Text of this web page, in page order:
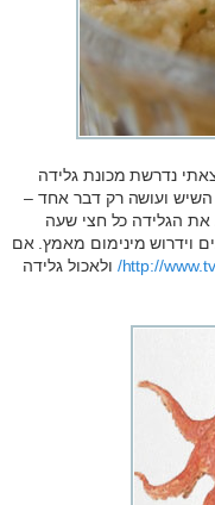
נדרשת מכונת גלידה
באזור ה-1500 שקל, תופס את כל השיש ועושה רק דבר אחד –
את הגלידה כל חצי שעה
וידרוש מינימום מאמץ. אם
http:// ולאכול גלידה